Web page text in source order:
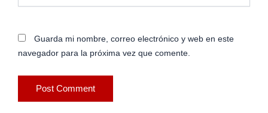
Guarda mi nombre, correo electrónico y web en este
navegador para la próxima vez que comente.